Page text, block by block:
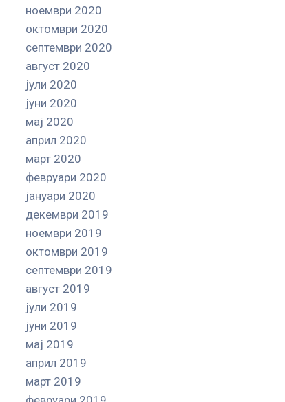
ноември 2020
октомври 2020
септември 2020
август 2020
јули 2020
јуни 2020
мај 2020
април 2020
март 2020
февруари 2020
јануари 2020
декември 2019
ноември 2019
октомври 2019
септември 2019
август 2019
јули 2019
јуни 2019
мај 2019
април 2019
март 2019